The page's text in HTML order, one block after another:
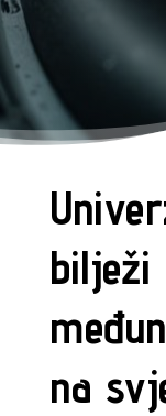
bilježi
na